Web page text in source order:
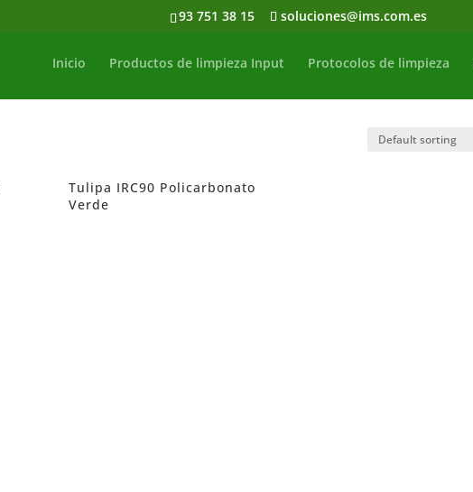
93 751 38 15 soluciones@ims.com.es
Inicio Productos de limpieza Input Protocolos de limpieza
Tulipa IRC90 Policarbonato
Verde